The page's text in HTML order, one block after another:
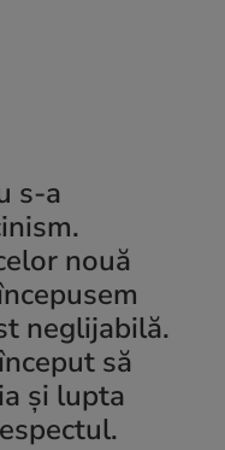
s-a
nouă
neglijabilă.
să
și lupta